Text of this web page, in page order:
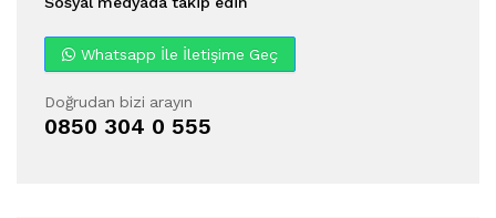
Whatsapp İle İletişime Geç
Doğrudan bizi arayın
0850 304 0 555